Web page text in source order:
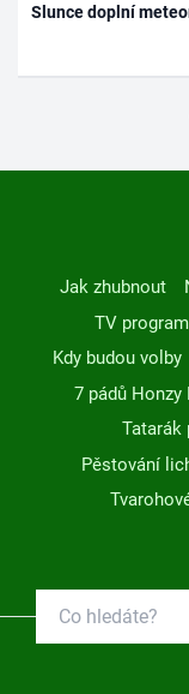
Slunce doplní
Jak zhubnout
TV program
Kdy budou volby
7 pádů Honzy
Tatarák
Pěstování